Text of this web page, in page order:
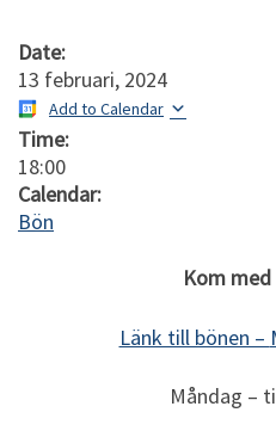
Date:
13 februari, 2024
Add to Calendar
Time:
18:00
Calendar:
Bön
Kom
Länk till bönen –
Måndag –